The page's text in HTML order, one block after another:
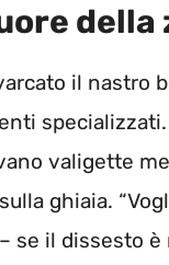
della
il nastro
valigette
ghiaia.
se il dissesto